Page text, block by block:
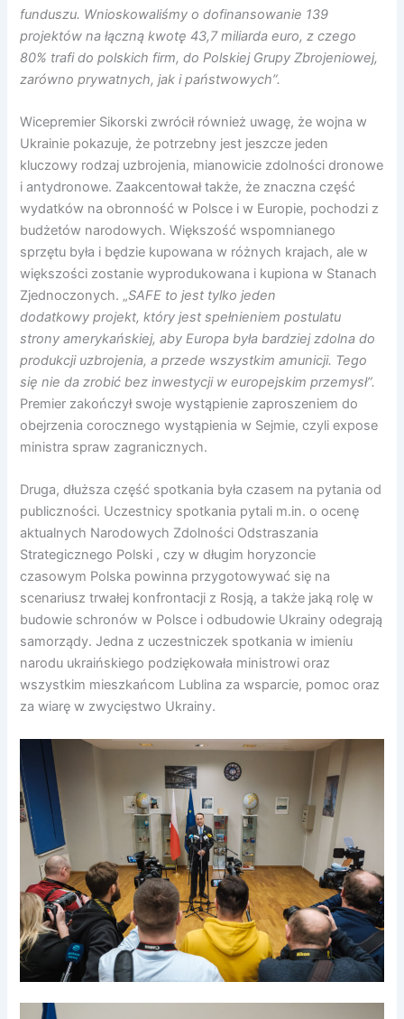
funduszu. Wnioskowaliśmy o dofinansowanie 139
projektów na łączną kwotę 43,7 miliarda euro, z czego
80% trafi do polskich firm, do Polskiej Grupy Zbrojeniowej,
zarówno prywatnych, jak i państwowych”.
Wicepremier Sikorski zwrócił również uwagę, że wojna w
Ukrainie pokazuje, że potrzebny jest jeszcze jeden
kluczowy rodzaj uzbrojenia, mianowicie zdolności dronowe
i antydronowe. Zaakcentował także, że znaczna część
wydatków na obronność w Polsce i w Europie, pochodzi z
budżetów narodowych. Większość wspomnianego
sprzętu była i będzie kupowana w różnych krajach, ale w
większości zostanie wyprodukowana i kupiona w Stanach
Zjednoczonych. „SAFE to jest tylko jeden
dodatkowy projekt, który jest spełnieniem postulatu
strony amerykańskiej, aby Europa była bardziej zdolna do
produkcji uzbrojenia, a przede wszystkim amunicji. Tego
się nie da zrobić bez inwestycji w europejskim przemysł”.
Premier zakończył swoje wystąpienie zaproszeniem do
obejrzenia corocznego wystąpienia w Sejmie, czyli expose
ministra spraw zagranicznych.
Druga, dłuższa część spotkania była czasem na pytania od
publiczności. Uczestnicy spotkania pytali m.in. o ocenę
aktualnych Narodowych Zdolności Odstraszania
Strategicznego Polski , czy w długim horyzoncie
czasowym Polska powinna przygotowywać się na
scenariusz trwałej konfrontacji z Rosją, a także jaką rolę w
budowie schronów w Polsce i odbudowie Ukrainy odegrają
samorządy. Jedna z uczestniczek spotkania w imieniu
narodu ukraińskiego podziękowała ministrowi oraz
wszystkim mieszkańcom Lublina za wsparcie, pomoc oraz
za wiarę w zwycięstwo Ukrainy.